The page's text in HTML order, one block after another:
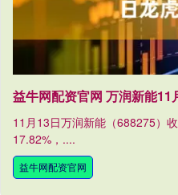
益牛网配资官网 万润新能11
11月13日万润新能（688275）
17.82%，....
益牛网配资官网